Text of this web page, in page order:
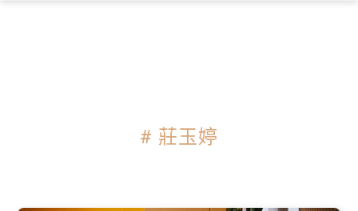
# 莊玉婷